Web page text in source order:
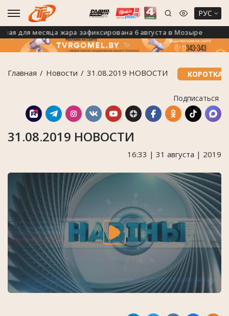
РУС
для месяца жара зафиксирована 6 августа в Мозыре
Главная Новости 31.08.2019 НОВОСТИ
Подписаться
31.08.2019 НОВОСТИ
16:33 | 31 августа | 2019